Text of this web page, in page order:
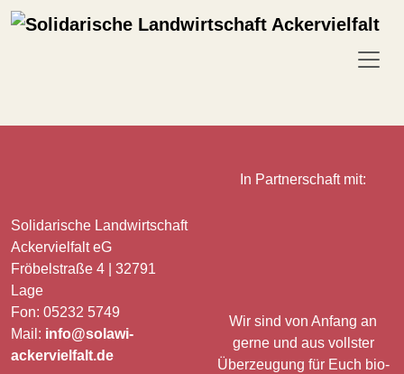
Solidarische Landwirtschaft
Ackervielfalt eG
Fröbelstraße 4 | 32791
Lage
Fon: 05232 5749
Mail: info@solawi-
ackervielfalt.de
In Partnerschaft mit:
Wir sind von Anfang an
gerne und aus vollster
Überzeugung für Euch bio-